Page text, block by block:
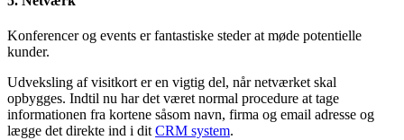
Konferencer og events er fantastiske steder at møde potentielle
kunder.
Udveksling af visitkort er en vigtig del, når netværket skal
opbygges. Indtil nu har det været normal procedure at tage
informationen fra kortene såsom navn, firma og email adresse og
lægge det direkte ind i ditCRM system.